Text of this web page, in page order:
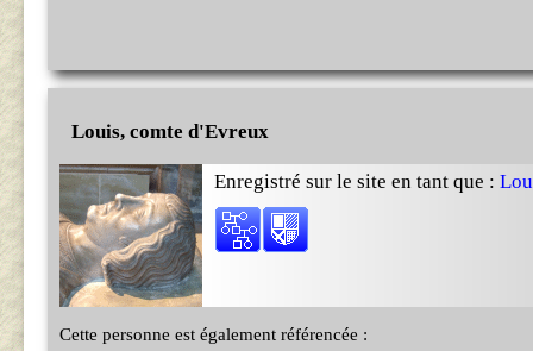
Louis, comte d'Evreux
Enregistré sur le site en tant que :
Cette personne est également référencée :